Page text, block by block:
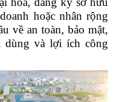
hoặc nhân rộng
về an toàn, bảo mật,
dùng và lợi ích công